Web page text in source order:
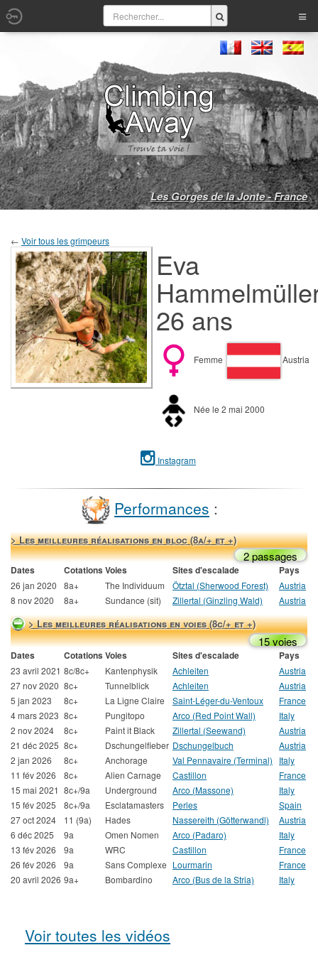
Les Gorges de la Jonte - France
← Voir tous les grimpeurs
Eva
26 ans
Femme Austria
Née le 2 mai 2000
Instagram
Performances :
> Les meilleures réalisations en bloc (8a/+ et +)
2 passages
Dates Cotations Voies Sites d'escalade Pays
26 jan 2020 8a+ The Individuum Ötztal (Sherwood Forest)
Austria
8 nov 2020
8a+ Sundance (sit) Zillertal (Ginzling Wald) Austria
> Les meilleures réalisations en voies (8c/+ et +)
15 voies
Dates Cotations Voies Sites d'escalade Pays
23 avril 2021 8c/8c+ Kantenphysik Achleiten
Austria
27 nov 2020 8c+ Tunnelblick Achleiten
Austria
5 jan 2023
8c+ La Ligne Claire Saint-Léger-du-Ventoux
France
4 mars 2023 8c+ Pungitopo Arco (Red Point Wall)
Italy
2 nov 2024
8c+ Paint it Black Zillertal (Seewand)
Austria
21 déc 2025 8c+ Dschungelfieber Dschungelbuch
Austria
2 jan 2026
8c+ Anchorage Val Pennavaire (Terminal)
Italy
11 fév 2026
8c+ Alien Carnage Castillon
France
15 mai 2021 8c+/9a Underground Arco (Massone)
Italy
15 fév 2025
8c+/9a Esclatamasters Perles
Spain
27 oct 2024
11 (9a) Hades Nassereith (Götterwandl)
Austria
6 déc 2025
9a Omen Nomen Arco (Padaro)
Italy
13 fév 2026
9a WRC Castillon
France
26 fév 2026
9a Sans Complexe Lourmarin
France
20 avril 2026 9a+ Bombardino Arco (Bus de la Stria) Italy
Voir toutes les vidéos